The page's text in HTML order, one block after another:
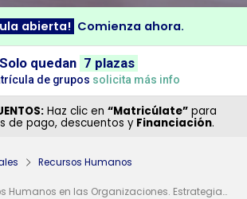
abierta! Comienza ahora.
Solo quedan 7 plazas
de grupos solicita más info
Haz clic en “Matricúlate” para
de pago, descuentos y Financiación.
Recursos Humanos
en las Organizaciones. Estrategias y herramientas
más información
un curso?